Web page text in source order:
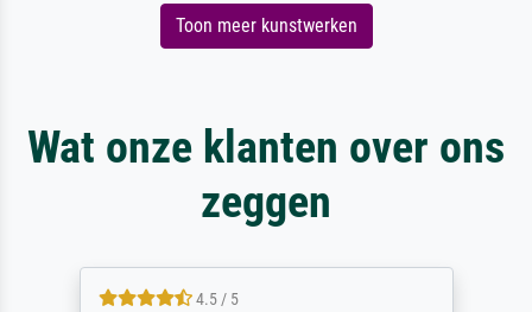
Toon meer kunstwerken
Wat onze klanten over ons
zeggen
4.5 / 5